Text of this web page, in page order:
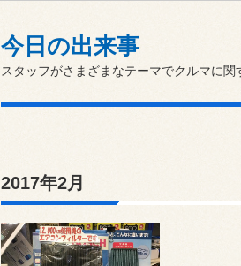
今日の出来事
スタッフがさまざまなテーマでクルマに関
2017年2月